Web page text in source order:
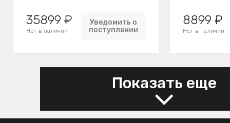
35899 ₽
Нет в наличии
Уведомить о
поступлении
8899 ₽
Нет в наличии
Показать еще